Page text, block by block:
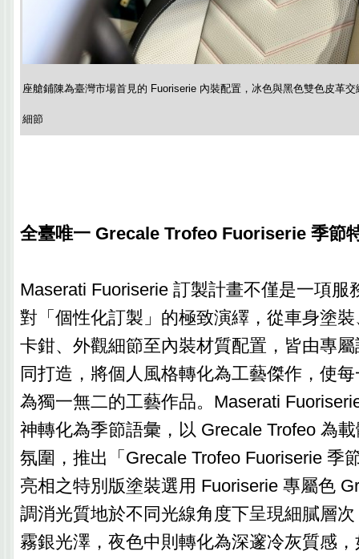
座艙鋪陳為臺灣市場首見的 Fuoriserie 內裝配置，冰色與黑色雙色皮革
細節
全臺唯一 Grecale Trofeo Fuoriserie 季節
Maserati Fuoriserie 訂製計畫不僅是一項服
對「個性化訂製」的極致演繹，從車身塗
卡鉗、外觀細節至內裝材質配置，皆由專
同打造，將個人風格轉化為工藝傑作，使
為獨一無二的工藝作品。Maserati
神轉化為季節語彙，以 Grecale Trofeo 為
氛圍，推出「Grecale Trofeo Fuoriserie 季
亮相之特別版塗裝選用 Fuoriserie 專屬色
調消光質地於不同光線角度下呈現細膩層
霧銀光澤，夜色中則轉化為深邃冷灰質感